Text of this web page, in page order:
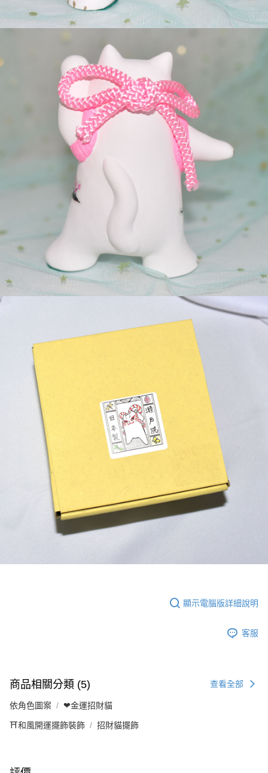
顯示電腦版詳細說明
客服
商品相關分類 (5) 查看全部
依角色圖案 ❤金運招財貓
⛩️和風開運擺飾裝飾 招財貓擺飾